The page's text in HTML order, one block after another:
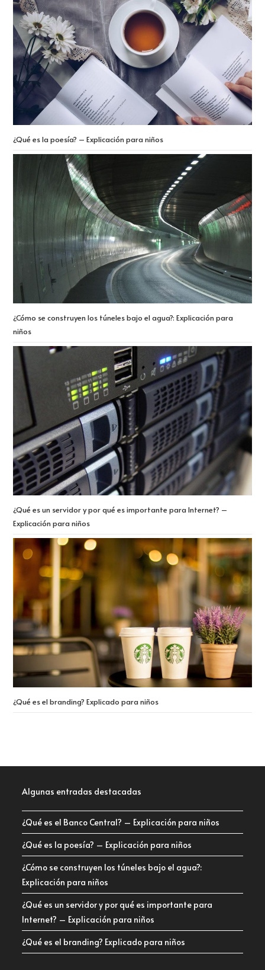
¿Qué es la poesía? – Explicación para niños
¿Cómo se construyen los túneles bajo el agua?: Explicación para
niños
¿Qué es un servidor y por qué es importante para Internet? –
Explicación para niños
¿Qué es el branding? Explicado para niños
Algunas entradas destacadas
¿Qué es el Banco Central? – Explicación para niños
¿Qué es la poesía? – Explicación para niños
¿Cómo se construyen los túneles bajo el agua?:
Explicación para niños
¿Qué es un servidor y por qué es importante para
Internet? – Explicación para niños
¿Qué es el branding? Explicado para niños